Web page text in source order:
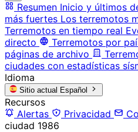
Resumen Inicio y últimos
más fuertes Los terremotos
Terremotos en tiempo real
directo
Terremotos por
páginas de archivo
ciudades con estadísticas
Idioma
Sitio actual Español
Recursos
Alertas
Privacidad
ciudad 1986